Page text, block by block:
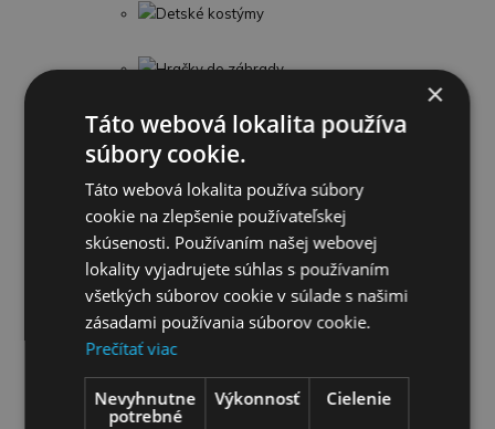
Detské kostýmy
Hračky do záhrady
Šport
Figúrky a zvieratká
LEGO
Detské kufre
Umelecké a kreatívne
Profesie a náradie
×
Táto webová lokalita používa
súbory cookie.
Táto webová lokalita používa súbory
cookie na zlepšenie používateľskej
skúsenosti. Používaním našej webovej
lokality vyjadrujete súhlas s používaním
všetkých súborov cookie v súlade s našimi
zásadami používania súborov cookie.
Prečítať viac
Nevyhnutne
potrebné
Výkonnosť Cielenie